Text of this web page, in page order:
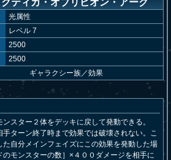
ティカ・オブリビオン・アーク
光属性
レベル 7
2500
2500
ギャラクシー族／効果
ンスター２体をデッキに戻して発動できる。
手ターン終了時まで効果では破壊されない。こ
自分メインフェイズにこの効果を発動した場
モンスターの数］×４００ダメージを相手に